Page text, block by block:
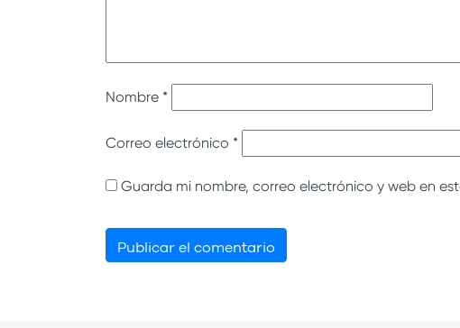
Nombre *
Correo electrónico *
Guarda mi nombre, correo electrónico y web en